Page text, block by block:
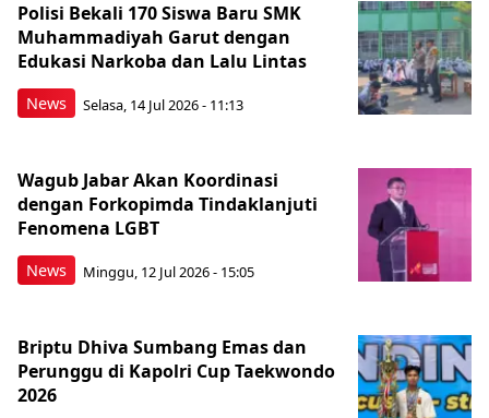
News
Polisi Bekali 170 Siswa Baru SMK
Muhammadiyah Garut dengan
Edukasi Narkoba dan Lalu Lintas
Selasa, 14 Jul 2026 - 11:13
News
Wagub Jabar Akan Koordinasi
dengan Forkopimda Tindaklanjuti
Fenomena LGBT
Minggu, 12 Jul 2026 - 15:05
Briptu Dhiva Sumbang Emas dan
Perunggu di Kapolri Cup Taekwondo
2026